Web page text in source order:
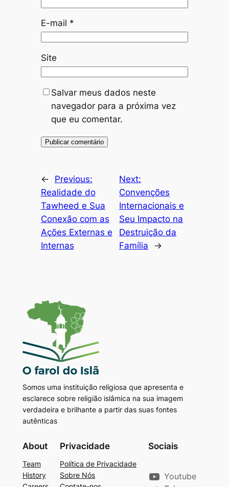
E-mail *
Site
Salvar meus dados neste
navegador para a próxima vez
que eu comentar.
←
Previous:
Realidade do
Tawheed e Sua
Conexão com as
Ações Externas e
Internas
Next:
Convenções
Internacionais e
Seu Impacto na
Destruição da
Família
→
Somos uma instituição religiosa que apresenta e
esclarece sobre religião islâmica na sua imagem
verdadeira e brilhante a partir das suas fontes
autênticas
About
Team
History
Privacidade
Política de Privacidade
Sobre Nós
Sociais
Youtube